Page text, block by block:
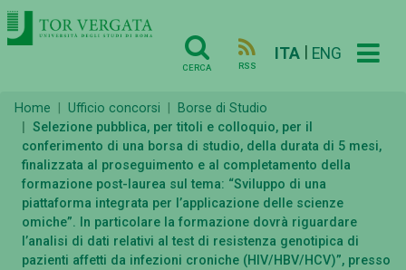
CERCA RSS
ITA ENG
Home Ufficio concorsi
Borse di Studio
Selezione pubblica, per titoli e colloquio, per il
conferimento di una borsa di studio, della durata di 5 mesi,
finalizzata al proseguimento e al completamento della
formazione post-laurea sul tema: “Sviluppo di una
piattaforma integrata per l’applicazione delle scienze
omiche”. In particolare la formazione dovrà riguardare
l’analisi di dati relativi al test di resistenza genotipica di
pazienti affetti da infezioni croniche (HIV/HBV/HCV)”, presso